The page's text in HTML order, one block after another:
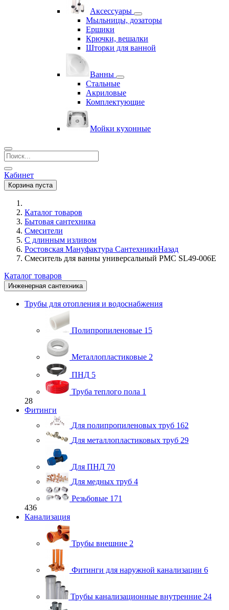
Аксессуары
Мыльницы, дозаторы
Ершики
Крючки, вешалки
Шторки для ванной
Ванны
Стальные
Акриловые
Комплектующие
Мойки кухонные
Кабинет
Корзина пуста
Каталог товаров
Бытовая сантехника
Смесители
С длинным изливом
Ростовская Мануфактура СантехникиНазад
Смеситель для ванны универсальный PMC SL49-006Е
Каталог товаров
Инженерная сантехника
Трубы для отопления и водоснабжения
Полипропиленовые 15
Металлопластиковые 2
ПНД 5
Труба теплого пола 1
28
Фитинги
Для полипропиленовых труб 162
Для металлопластиковых труб 29
Для ПНД 70
Для медных труб 4
Резьбовые 171
436
Канализация
Трубы внешние 2
Фитинги для наружной канализации 6
Трубы канализационные внутренние 24